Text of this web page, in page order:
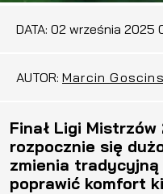
DATA: 02 września 2025
AUTOR: Marcin
Finał Ligi
rozpocznie się
zmienia tradycyjną
poprawić komfort